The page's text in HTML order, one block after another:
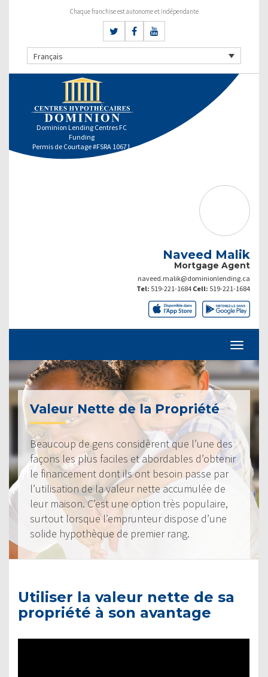
Chaque franchise est autonome et indépendante
Français
Dominion Lending Centres FC
Funding
Permis de Courtage #FSRA 10671
Naveed Malik
Mortgage Agent
naveed.malik@dominionlending.ca
Tel: 519-221-1684 Cell: 519-221-1684
Valeur Nette de la Propriété
Beaucoup de gens considèrent que l’une des
façons les plus faciles et abordables d’obtenir
le financement dont ils ont besoin passe par
l’utilisation de la valeur nette accumulée de
leur maison. C’est une option très populaire,
surtout lorsque l’emprunteur dispose d’une
solide hypothèque de premier rang.
Utiliser la valeur nette de sa
propriété à son avantage